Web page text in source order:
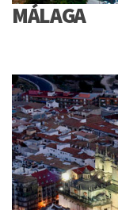
MÁLAGA